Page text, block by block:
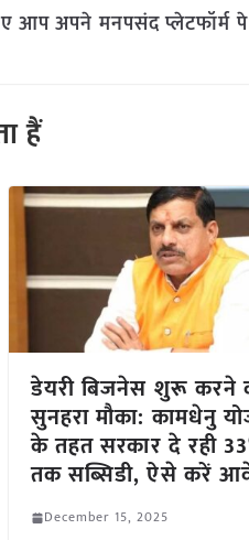
आप अपने मनपसंद
हैं
डेयरी बिजनेस शुरू करने
सुनहरा मौका: कामधेनु
के तहत सरकार दे रही
तक सब्सिडी, ऐसे करें
December 15, 2025